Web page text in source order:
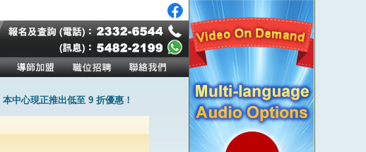
中心現正推出低至 9 折優惠！